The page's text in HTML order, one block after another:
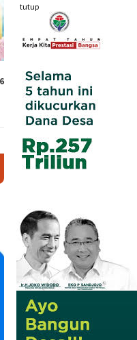
tutup
kepada Siswa SD